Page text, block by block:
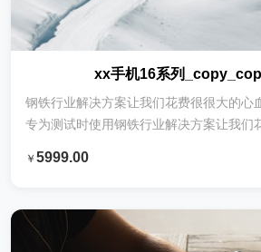
xx手机16系列
钢铁行业解决方案让我们花费很很大的心
专为测试时使用钢铁行业解决方案让我们
钢铁行业解决方案让我们花费很很大的心
专为测试时使用钢铁行业解决方案让我
￥ 5999.00